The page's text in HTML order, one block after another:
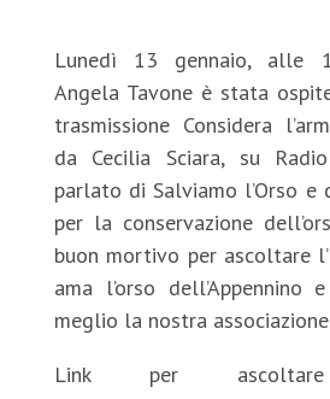
Lunedì 13 gennaio, alle
Angela Tavone è stata
trasmissione Considera
da Cecilia Sciara, su
parlato di Salviamo l’Orso
per la conservazione
buon mortivo per ascoltare
ama l’orso dell’Appennino
meglio la nostra
Link per ascoltare